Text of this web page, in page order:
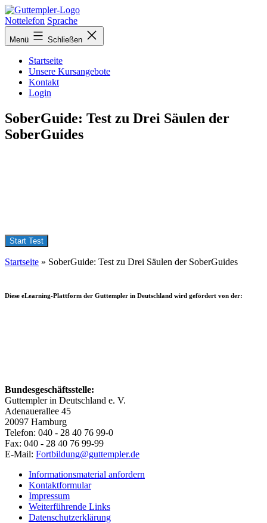
Zurück
zur
Übersicht
Nottelefon Sprache
Menü Schließen
Startseite
Unsere Kursangebote
Kontakt
Login
SoberGuide: Test zu Drei Säulen der
SoberGuides
Startseite » SoberGuide: Test zu Drei Säulen der SoberGuides
Diese eLearning-Plattform der Guttempler in Deutschland wird gefördert von der:
Bundesgeschäftsstelle:
Guttempler in Deutschland e. V.
Adenauerallee 45
20097 Hamburg
Telefon: 040 - 28 40 76 99-0
Fax: 040 - 28 40 76 99-99
E-Mail: Fortbildung@guttempler.de
Informationsmaterial anfordern
Kontaktformular
Impressum
Weiterführende Links
Datenschutzerklärung